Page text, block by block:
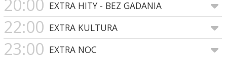
20:00 EXTRA HITY - BEZ GADANIA
22:00 EXTRA KULTURA
23:00 EXTRA NOC